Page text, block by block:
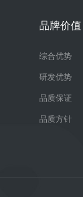
品牌价值
综合优势
研发优势
品质保证
品质方针